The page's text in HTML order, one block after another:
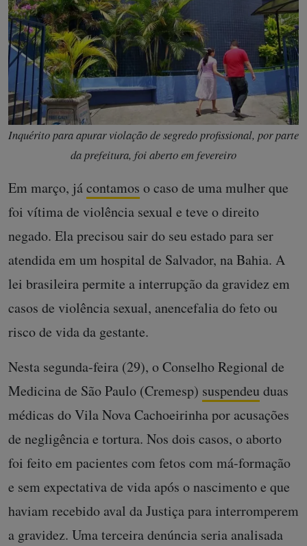
Inquérito para apurar violação de segredo profissional, por parte
da prefeitura, foi aberto em fevereiro
Em março, jácontamos o caso de uma mulher que
foi vítima de violência sexual e teve o direito
negado. Ela precisou sair do seu estado para ser
atendida em um hospital de Salvador, na Bahia. A
lei brasileira permite a interrupção da gravidez em
casos de violência sexual, anencefalia do feto ou
risco de vida da gestante.
Nesta segunda-feira (29), o Conselho Regional de
Medicina de São Paulo (Cremesp) suspendeu duas
médicas do Vila Nova Cachoeirinha por acusações
de negligência e tortura. Nos dois casos, o aborto
foi feito em pacientes com fetos com má-formação
e sem expectativa de vida após o nascimento e que
haviam recebido aval da Justiça para interromperem
a gravidez. Uma terceira denúncia seria analisada